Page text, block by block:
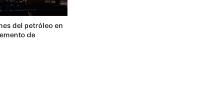
del petróleo en
de